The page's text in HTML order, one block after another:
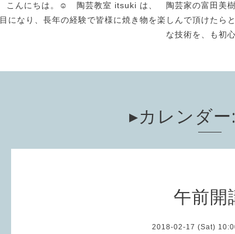
こんにちは。☺️ 陶芸教室 itsuki は、 陶芸家の富田美
目になり、長年の経験で皆様に焼き物を楽しんで頂けた
な技術を、も初
▸カレンダー
午前開
2018-02-17 (Sat)